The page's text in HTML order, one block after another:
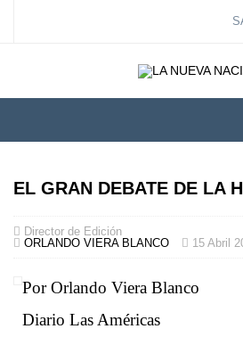
EL GRAN DEBATE DE LA
Director de Edición
ORLANDO VIERA BLANCO
15 Abril
Por Orlando Viera Blanco
Diario Las Américas